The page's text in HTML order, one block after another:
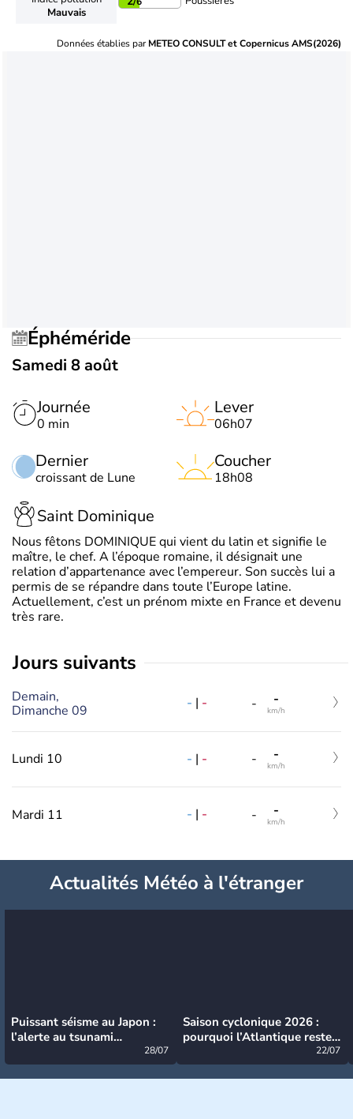
Mauvais
Données établies parMETEO CONSULT et Copernicus AMS(2026)
Éphéméride
Samedi 8 août
Journée
0 min
Dernier
croissant de Lune
Lever
06h07
Coucher
18h08
Saint Dominique
Nous fêtons DOMINIQUE qui vient du latin et signifie le
maître, le chef. A l’époque romaine, il désignait une
relation d’appartenance avec l’empereur. Son succès lui a
permis de se répandre dans toute l’Europe latine.
Actuellement, c’est un prénom mixte en France et devenu
très rare.
jours suivants
Demain,
Dimanche 09
- | - - -
km/h
Lundi 10 - | - - -
km/h
Mardi 11 - | - - -
km/h
Actualités Météo à l'étranger
Puissant séisme au Japon :
l’alerte au tsunami
28/07
Saison cyclonique 2026 :
pourquoi l’Atlantique reste
22/07